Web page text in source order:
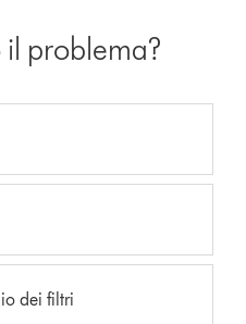
problema?
dei filtri